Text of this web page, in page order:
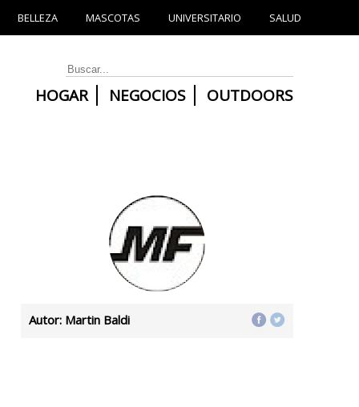
BELLEZA MASCOTAS UNIVERSITARIO SALUD
HOGAR NEGOCIOS OUTDOORS
Autor: Martin Baldi